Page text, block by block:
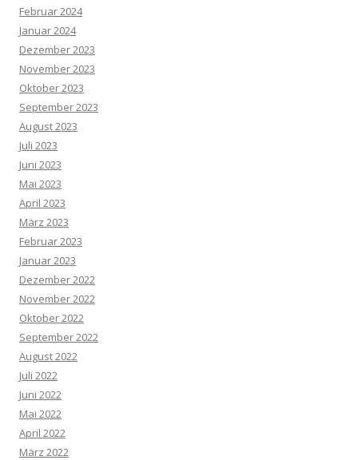
Februar 2024
Januar 2024
Dezember 2023
November 2023
Oktober 2023
September 2023
August 2023
Juli 2023
Juni 2023
Mai 2023
April 2023
März 2023
Februar 2023
Januar 2023
Dezember 2022
November 2022
Oktober 2022
September 2022
August 2022
Juli 2022
Juni 2022
Mai 2022
April 2022
März 2022